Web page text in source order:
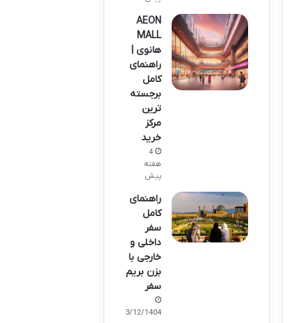
AEON
MALL
هانوی |
راهنمای
کامل
برجسته
ترین
مرکز
خرید
4
هفته
پیش
راهنمای
کامل
سفر
داخلی و
خارجی با
بزن بریم
سفر
03/12/1404